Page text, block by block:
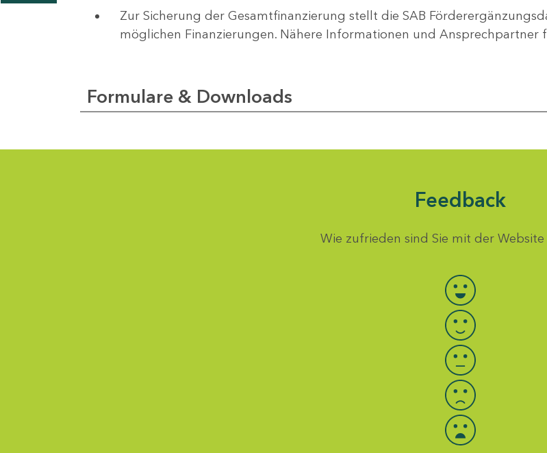
Zur Sicherung der Gesamtfinanzierung stellt die SAB
möglichen Finanzierungen. Nähere Informationen und Ansprechpartner
Formulare & Downloads
Feedback
Wie zufrieden sind Sie mit der Website
Bewertung